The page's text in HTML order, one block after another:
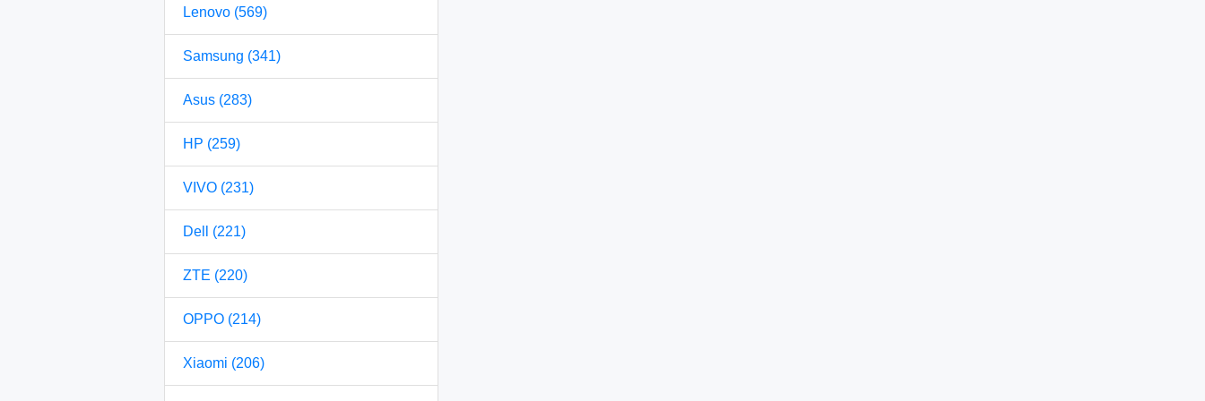
Lenovo (569)
Samsung (341)
Asus (283)
HP (259)
VIVO (231)
Dell (221)
ZTE (220)
OPPO (214)
Xiaomi (206)